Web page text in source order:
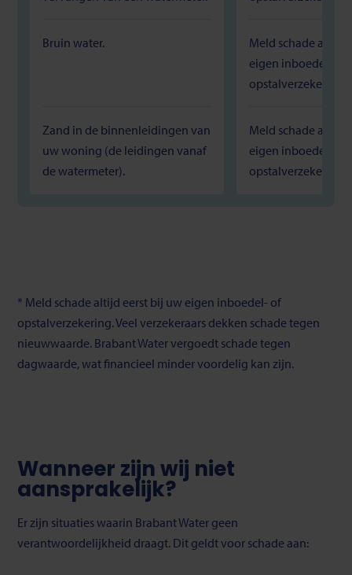
Bruin water.
Zand in de binnenleidingen van
uw woning (de leidingen vanaf
de watermeter).
Meld schade altijd
eigen inboedel- of
opstalverzekering.
Meld schade altijd
eigen inboedel- of
opstalverzekering.
* Meld schade altijd eerst bij uw eigen inboedel- of
opstalverzekering. Veel verzekeraars dekken schade tegen
nieuwwaarde. Brabant Water vergoedt schade tegen
dagwaarde, wat financieel minder voordelig kan zijn.
Wanneer zijn wij niet
aansprakelijk?
Er zijn situaties waarin Brabant Water geen
verantwoordelijkheid draagt. Dit geldt voor schade aan: